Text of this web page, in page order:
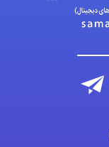
ehtesham